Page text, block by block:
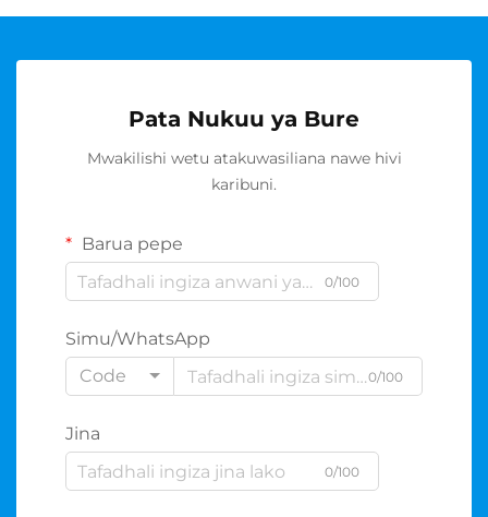
Pata Nukuu ya Bure
Mwakilishi wetu atakuwasiliana nawe hivi
karibuni.
Barua pepe
0/100
Simu/WhatsApp
Code
0/100
Jina
0/100